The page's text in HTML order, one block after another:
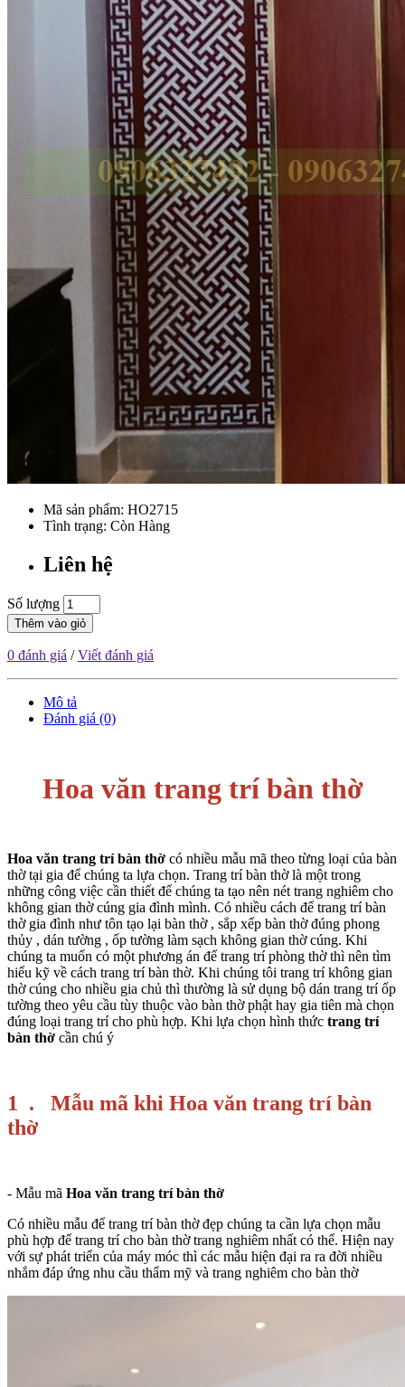
Mã sản phẩm: HO2715
Tình trạng: Còn Hàng
Liên hệ
Số lượng
Thêm vào giỏ
0 đánh giá /Viết đánh giá
Mô tả
Đánh giá (0)
Hoa văn trang trí bàn thờ
Hoa văn trang trí bàn thờ có nhiều mẫu mã theo từng loại của bàn
thờ tại gia để chúng ta lựa chọn. Trang trí bàn thờ là một trong
những công việc cần thiết để chúng ta tạo nên nét trang nghiêm cho
không gian thờ cúng gia đình mình. Có nhiều cách để trang trí bàn
thờ gia đình như tôn tạo lại bàn thờ , sắp xếp bàn thờ đúng phong
thủy , dán tường , ốp tường làm sạch không gian thờ cúng. Khi
chúng ta muốn có một phương án để trang trí phòng thờ thì nên tìm
hiểu kỹ về cách trang trí bàn thờ. Khi chúng tôi trang trí không gian
thờ cúng cho nhiều gia chủ thì thường là sử dụng bộ dán trang trí ốp
tường theo yêu cầu tùy thuộc vào bàn thờ phật hay gia tiên mà chọn
đúng loại trang trí cho phù hợp. Khi lựa chọn hình thức trang trí
bàn thờ cần chú ý
1 . Mẫu mã khi Hoa văn trang trí bàn
thờ
- Mẫu mã Hoa văn trang trí bàn thờ
Có nhiều mẫu để trang trí bàn thờ đẹp chúng ta cần lựa chọn mẫu
phù hợp để trang trí cho bàn thờ trang nghiêm nhất có thể. Hiện nay
với sự phát triển của máy móc thì các mẫu hiện đại ra ra đời nhiều
nhắm đáp ứng nhu cầu thẩm mỹ và trang nghiêm cho bàn thờ